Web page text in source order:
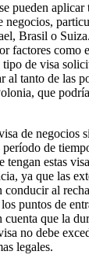
pueden aplicar
negocios,
Brasil o
factores como
de visa
al tanto de las
que
de negocios
de
tengan estas
ya que las
conducir al
puntos de
cuenta que la
no debe
legales.